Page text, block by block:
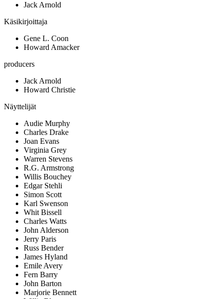
Jack Arnold
Käsikirjoittaja
Gene L. Coon
Howard Amacker
producers
Jack Arnold
Howard Christie
Näyttelijät
Audie Murphy
Charles Drake
Joan Evans
Virginia Grey
Warren Stevens
R.G. Armstrong
Willis Bouchey
Edgar Stehli
Simon Scott
Karl Swenson
Whit Bissell
Charles Watts
John Alderson
Jerry Paris
Russ Bender
James Hyland
Emile Avery
Fern Barry
John Barton
Marjorie Bennett